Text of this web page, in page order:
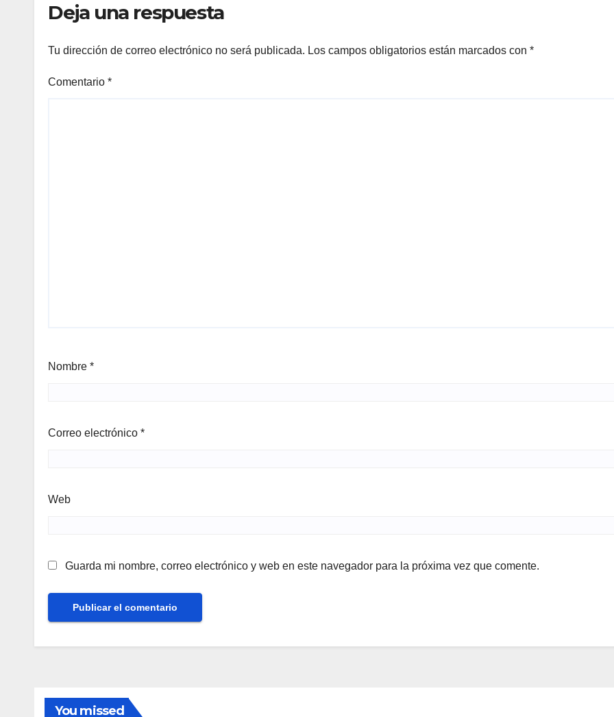
Deja una respuesta
Tu dirección de correo electrónico no será publicada. Los campos obligatorios están marcados con *
Comentario *
Nombre *
Correo electrónico *
Web
Guarda mi nombre, correo electrónico y web en este navegador para la próxima vez que comente.
You missed